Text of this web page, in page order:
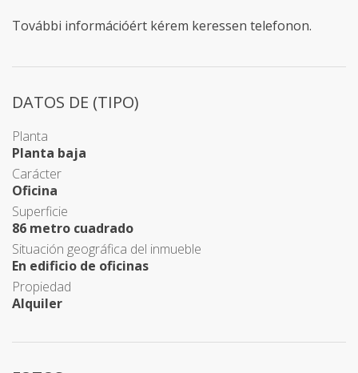
További információért kérem keressen telefonon.
DATOS DE (TIPO)
Planta
Planta baja
Carácter
Oficina
Superficie
86 metro cuadrado
Situación geográfica del inmueble
En edificio de oficinas
Propiedad
Alquiler